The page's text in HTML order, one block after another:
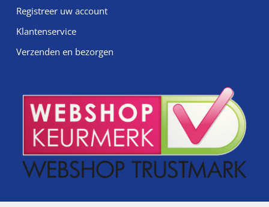
Registreer uw account
Klantenservice
Verzenden en bezorgen